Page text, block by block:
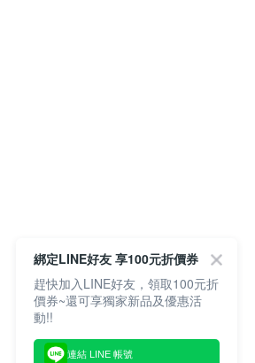
綁定LINE好友 享100元折價券
趕快加入LINE好友，領取100元折
價券~還可享獨家新品及優惠活
動!!
連結 LINE 帳號